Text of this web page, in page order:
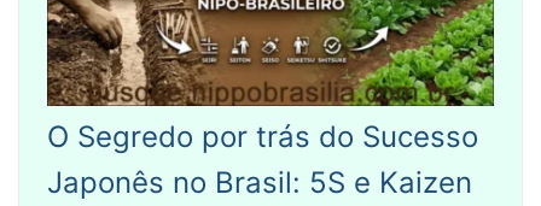
O Segredo por trás do Sucesso
Japonês no Brasil: 5S e Kaizen